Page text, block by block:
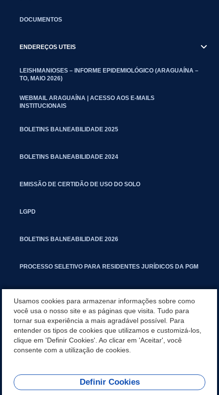
DOCUMENTOS
ENDEREÇOS UTEIS
LEISHMANIOSES – INFORME EPIDEMIOLÓGICO (ARAGUAÍNA –
TO, MAIO 2026)
WEBMAIL ARAGUAÍNA | ACESSO AOS E-MAILS
INSTITUCIONAIS
BOLETINS BALNEABILIDADE 2025
BOLETINS BALNEABILIDADE 2024
EMISSÃO DE CERTIDÃO DE USO DO SOLO
LGPD
BOLETINS BALNEABILIDADE 2026
PROCESSO SELETIVO PARA RESIDENTES JURÍDICOS DA PGM
MANUAL DE PROCEDIMENTOS IMOBILIÁRIOS SEINFRA
TURMINHA DO LAGO
REDES SOCIAIS
Usamos cookies para armazenar informações sobre como
você usa o nosso site e as páginas que visita. Tudo para
tornar sua experiência a mais agradável possível. Para
entender os tipos de cookies que utilizamos e customizá-los,
clique em 'Definir Cookies'. Ao clicar em 'Aceitar', você
consente com a utilização de cookies.
Definir Cookies